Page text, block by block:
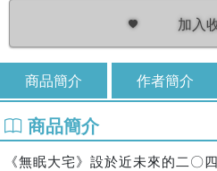
加入
商品簡介 作者簡介
商品簡介
《無眠大宅》設於近未來的二〇